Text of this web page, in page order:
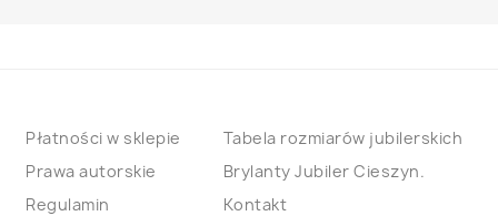
Płatności w sklepie
Prawa autorskie
Regulamin
Tabela rozmiarów jubilerskich
Brylanty Jubiler Cieszyn.
Kontakt